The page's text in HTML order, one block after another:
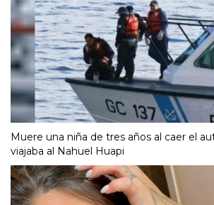
Muere una niña de tres años al caer el
viajaba al Nahuel Huapi